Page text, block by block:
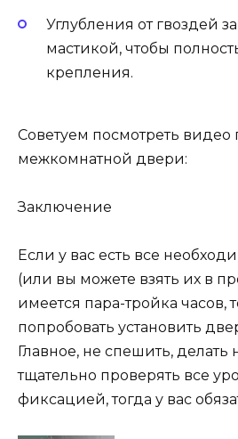
Углубления от гвоздей
мастикой, чтобы
крепления.
Советуем посмотреть видео
межкомнатной двери:
Заключение
Если у вас есть все
(или вы можете взять их в
имеется пара-тройка часов,
попробовать установить
Главное, не спешить, делать
тщательно проверять все
фиксацией, тогда у вас